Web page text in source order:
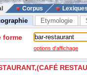
Corpus
Etymologie
forme
options d'affichage